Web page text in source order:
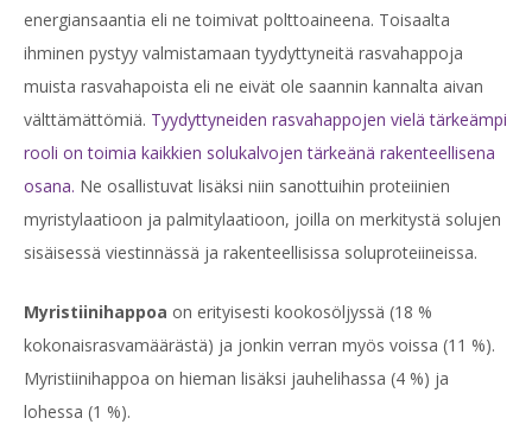
energiansaantia eli ne toimivat polttoaineena. Toisaalta
ihminen pystyy valmistamaan tyydyttyneitä rasvahappoja
muista rasvahapoista eli ne eivät ole saannin kannalta aivan
välttämättömiä. Tyydyttyneiden rasvahappojen vielä tärkeämpi
rooli on toimia kaikkien solukalvojen tärkeänä rakenteellisena
osana. Ne osallistuvat lisäksi niin sanottuihin proteiinien
myristylaatioon ja palmitylaatioon, joilla on merkitystä solujen
sisäisessä viestinnässä ja rakenteellisissa soluproteiineissa.
Myristiinihappoa on erityisesti kookosöljyssä (18 %
kokonaisrasvamäärästä) ja jonkin verran myös voissa (11 %).
Myristiinihappoa on hieman lisäksi jauhelihassa (4 %) ja
lohessa (1 %).